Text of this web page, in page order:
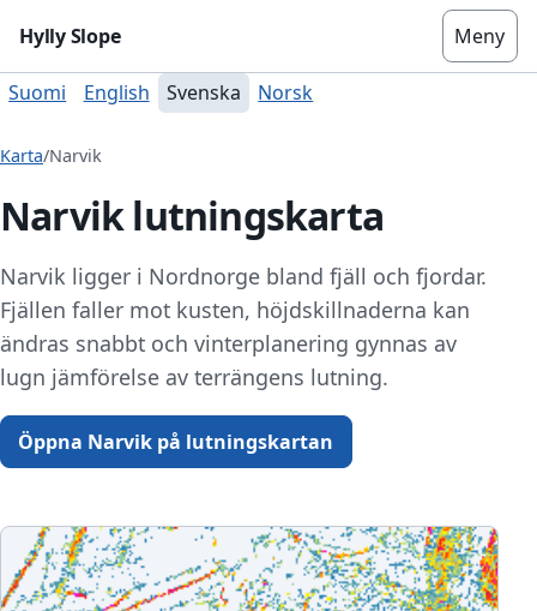
Hylly Slope Meny
Suomi English Svenska Norsk
Karta/Narvik
Narvik lutningskarta
Narvik ligger i Nordnorge bland fjäll och fjordar.
Fjällen faller mot kusten, höjdskillnaderna kan
ändras snabbt och vinterplanering gynnas av
lugn jämförelse av terrängens lutning.
Öppna Narvik på lutningskartan